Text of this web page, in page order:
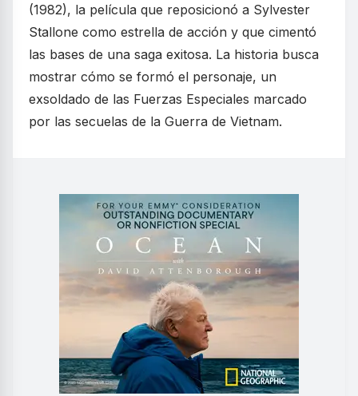
(1982), la película que reposicionó a Sylvester
Stallone como estrella de acción y que cimentó
las bases de una saga exitosa. La historia busca
mostrar cómo se formó el personaje, un
exsoldado de las Fuerzas Especiales marcado
por las secuelas de la Guerra de Vietnam.